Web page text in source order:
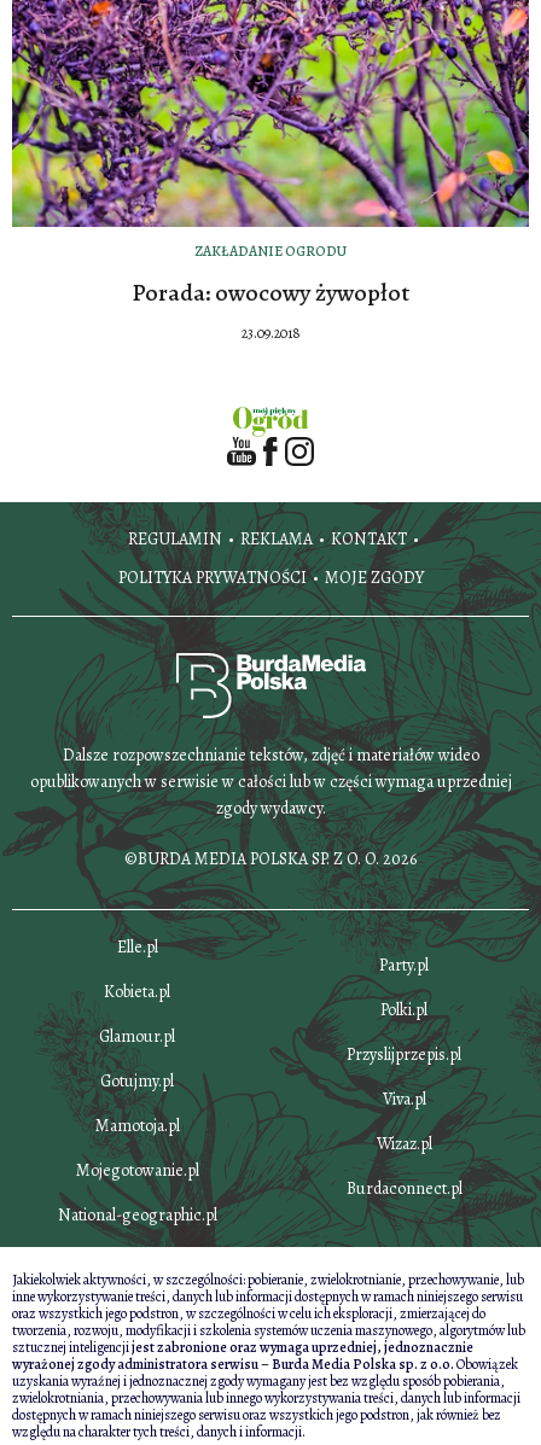
ZAKŁADANIE OGRODU
Porada: owocowy żywopłot
23.09.2018
REGULAMIN REKLAMA
KONTAKT
POLITYKA PRYWATNOŚCI
MOJE ZGODY
Dalsze rozpowszechnianie tekstów, zdjęć i materiałów wideo
opublikowanych w serwisie w całości lub w części wymaga uprzedniej
zgody wydawcy.
©BURDA MEDIA POLSKA SP. Z O. O. 2026
Elle.pl
Kobieta.pl
Glamour.pl
Gotujmy.pl
Mamotoja.pl
Mojegotowanie.pl
National-geographic.pl
Party.pl
Polki.pl
Przyslijprzepis.pl
Viva.pl
Wizaz.pl
Burdaconnect.pl
Jakiekolwiek aktywności, w szczególności: pobieranie, zwielokrotnianie, przechowywanie, lub
inne wykorzystywanie treści, danych lub informacji dostępnych w ramach niniejszego serwisu
oraz wszystkich jego podstron, w szczególności w celu ich eksploracji, zmierzającej do
tworzenia, rozwoju, modyfikacji i szkolenia systemów uczenia maszynowego, algorytmów lub
sztucznej inteligencjijest zabronione oraz wymaga uprzedniej, jednoznacznie
wyrażonej zgody administratora serwisu – Burda Media Polska sp. z o.o.Obowiązek
uzyskania wyraźnej i jednoznacznej zgody wymagany jest bez względu sposób pobierania,
zwielokrotniania, przechowywania lub innego wykorzystywania treści, danych lub informacji
dostępnych w ramach niniejszego serwisu oraz wszystkich jego podstron, jak również bez
względu na charakter tych treści, danych i informacji.